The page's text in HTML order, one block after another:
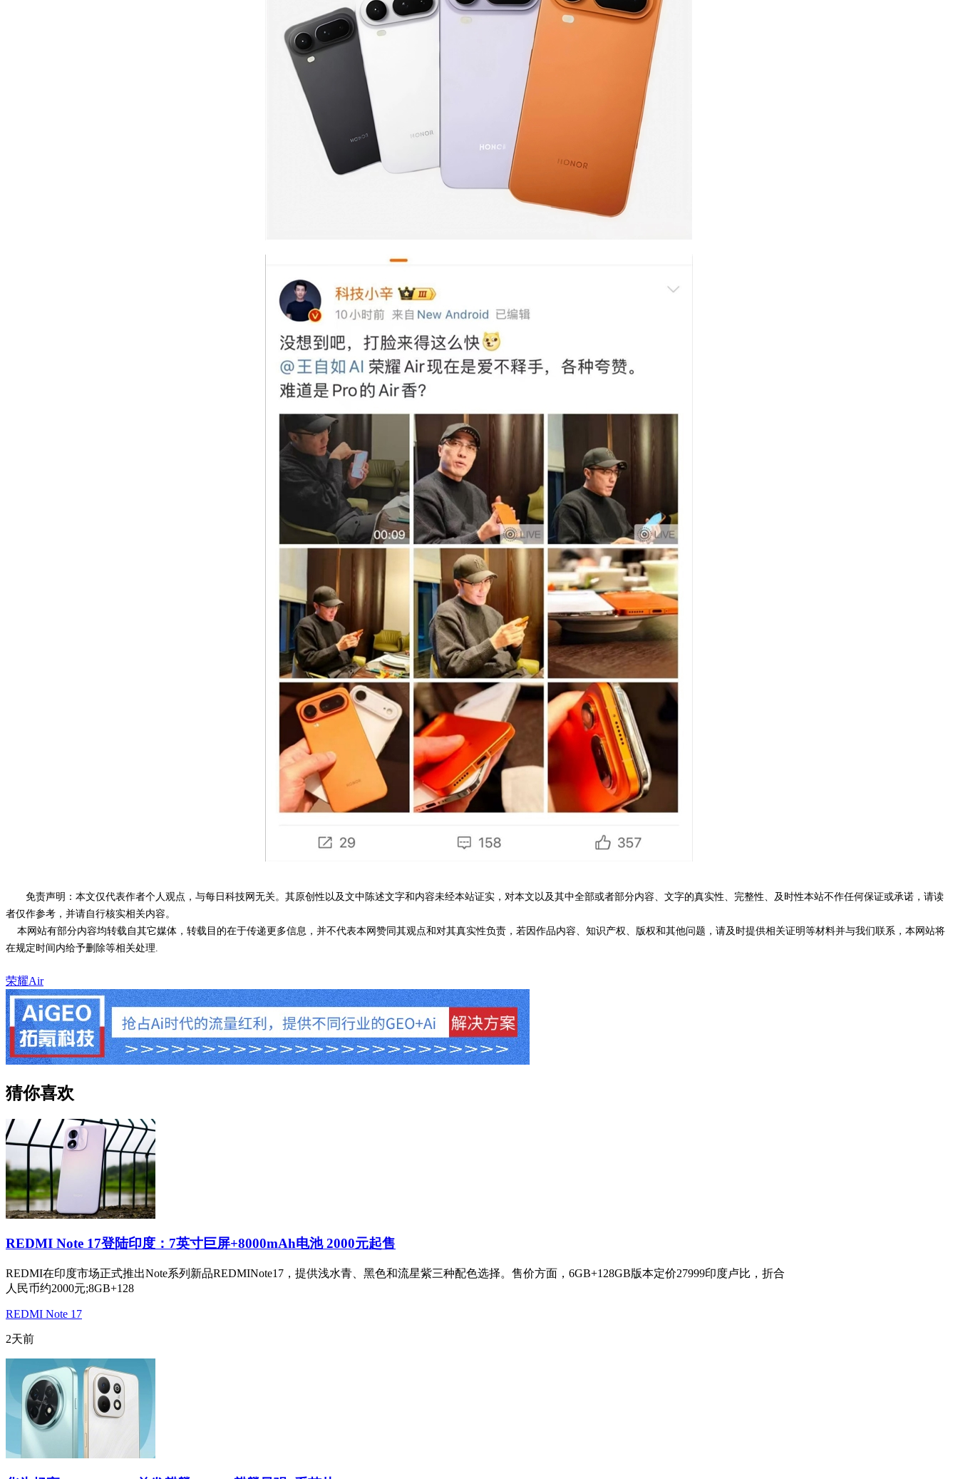
免责声明：本文仅代表作者个人观点，与每日科技网无关。其原创性以及文中陈述文字和内容未经本站证实，对本文以及其中全部或者部分内容、文字的真实性、完整性、及时性本站不作任何保证或承诺，请读
者仅作参考，并请自行核实相关内容。
本网站有部分内容均转载自其它媒体，转载目的在于传递更多信息，并不代表本网赞同其观点和对其真实性负责，若因作品内容、知识产权、版权和其他问题，请及时提供相关证明等材料并与我们联系，本网站将
在规定时间内给予删除等相关处理.
荣耀Air
猜你喜欢
REDMI Note 17登陆印度：7英寸巨屏+8000mAh电池 2000元起售
REDMI在印度市场正式推出Note系列新品REDMINote17，提供浅水青、黑色和流星紫三种配色选择。售价方面，6GB+128GB版本定价27999印度卢比，折合
人民币约2000元;8GB+128
REDMI Note 17
2天前